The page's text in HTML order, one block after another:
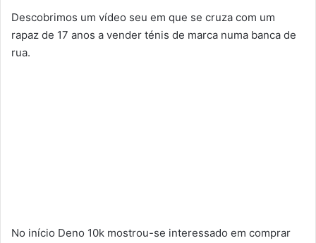
Descobrimos um vídeo seu em que se cruza com um
rapaz de 17 anos a vender ténis de marca numa banca de
rua.
No início Deno 10k mostrou-se interessado em comprar